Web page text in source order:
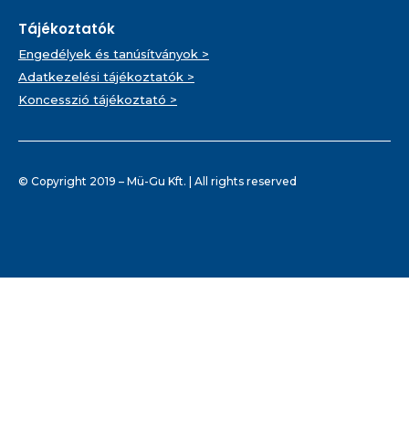
Tájékoztatók
Engedélyek és tanúsítványok >
Adatkezelési tájékoztatók >
Koncesszió tájékoztató >
© Copyright 2019 – Mü-Gu Kft. | All rights reserved